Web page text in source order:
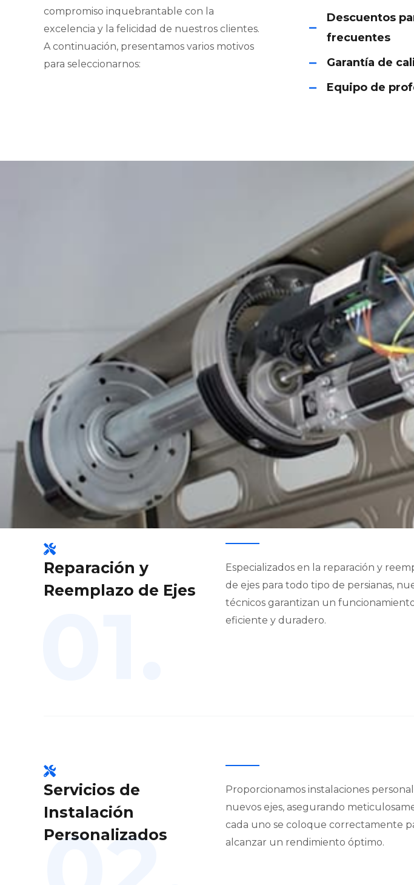
compromiso inquebrantable con la
excelencia y la felicidad de nuestros clientes.
A continuación, presentamos varios motivos
para seleccionarnos:
Descuentos
frecuentes
Garantía de
Equipo de
Reparación y
Reemplazo de Ejes
Especializados en la reparación y
de ejes para todo tipo de persianas,
técnicos garantizan un
eficiente y duradero.
Servicios de
Instalación
Personalizados
Proporcionamos instalaciones
nuevos ejes, asegurando
cada uno se coloque correctamente
alcanzar un rendimiento óptimo.